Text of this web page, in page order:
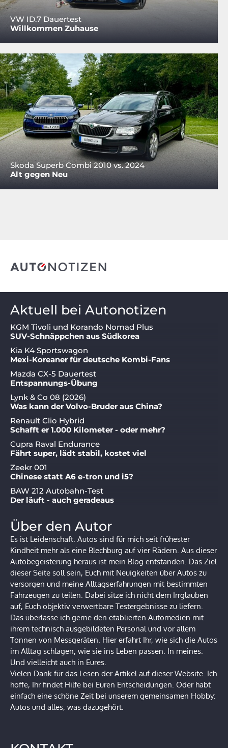
VW ID.7 Dauertest
Willkommen Zuhause
Skoda Superb Combi 2010 vs. 2024
Alt gegen Neu
Aktuell bei Autonotizen
KGM Tivoli und Korando Nomad Plus
SUV-Schnäppchen aus Südkorea
Kia K4 Sportswagon
Mexi-Koreaner für deutsche Kombi-Fans
Mazda CX-5 Dauertest
Entspannungs-Übung
Lynk & Co 08 (2026)
Was kann der Volvo-Bruder aus China?
Renault Clio Hybrid
Schafft er 1.000 Kilometer - oder mehr?
Cupra Raval Endurance
Fährt super, lädt stabil, kostet viel
Zeekr 001
Chinese statt A6 e-tron und i5?
BAW 212 Autobahn-Test
Der läuft - auch geradeaus
Über den Autor
Es ist Leidenschaft. Autos sind für mich seit frühester
Kindheit mehr als eine Blechburg auf vier Rädern. Aus dieser
Autobegeisterung heraus ist mein Blog entstanden. Das Ziel
dieser Seite soll sein, Euch mit Neuigkeiten über Autos zu
versorgen und meine Alltagserfahrungen mit bestimmten
Fahrzeugen zu teilen. Dabei sitze ich nicht dem Irrglauben
auf, Euch objektiv verwertbare Testergebnisse zu liefern.
Das überlasse ich gerne den etablierten Automedien mit
ihrem technisch ausgebildeten Personal und vor allem
Tonnen von Messgeräten. Hier erfahrt Ihr, wie sich die Autos
im Alltag schlagen, wie sie ins Leben passen. In meines.
Und vielleicht auch in Eures.
Vielen Dank für das Lesen der Artikel auf dieser Website. Ich
hoffe, Ihr findet Hilfe bei Euren Entscheidungen. Oder habt
einfach eine schöne Zeit bei unserem gemeinsamen Hobby:
Autos und alles, was dazugehört.